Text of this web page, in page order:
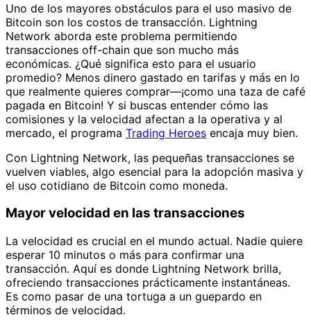
Uno de los mayores obstáculos para el uso masivo de
Bitcoin son los costos de transacción. Lightning
Network aborda este problema permitiendo
transacciones off-chain que son mucho más
económicas. ¿Qué significa esto para el usuario
promedio? Menos dinero gastado en tarifas y más en lo
que realmente quieres comprar—¡como una taza de café
pagada en Bitcoin! Y si buscas entender cómo las
comisiones y la velocidad afectan a la operativa y al
mercado, el programa Trading Heroes encaja muy bien.
Con Lightning Network, las pequeñas transacciones se
vuelven viables, algo esencial para la adopción masiva y
el uso cotidiano de Bitcoin como moneda.
Mayor velocidad en las transacciones
La velocidad es crucial en el mundo actual. Nadie quiere
esperar 10 minutos o más para confirmar una
transacción. Aquí es donde Lightning Network brilla,
ofreciendo transacciones prácticamente instantáneas.
Es como pasar de una tortuga a un guepardo en
términos de velocidad.